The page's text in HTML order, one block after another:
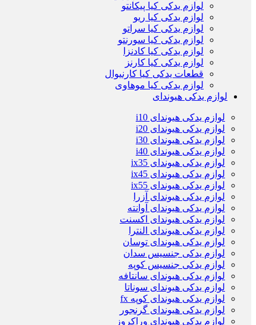
لوازم یدکی کیا پیکانتو
لوازم یدکی کیا ریو
لوازم یدکی کیا سراتو
لوازم یدکی کیا سورنتو
لوازم یدکی کیا کادنزا
لوازم یدکی کیا کارنز
قطعات یدکی کیا کارنیوال
لوازم یدکی کیا موهاوی
لوازم یدکی هیوندای
لوازم یدکی هیوندای i10
لوازم یدکی هیوندای i20
لوازم یدکی هیوندای i30
لوازم یدکی هیوندای i40
لوازم یدکی هیوندای ix35
لوازم یدکی هیوندای ix45
لوازم یدکی هیوندای ix55
لوازم یدکی هیوندای آزرا
لوازم یدکی هیوندای آوانته
لوازم یدکی هیوندای اکسنت
لوازم یدکی هیوندای النترا
لوازم یدکی هیوندای توسان
لوازم یدکی جنسیس سدان
لوازم یدکی جنسیس کوپه
لوازم یدکی هیوندای سانتافه
لوازم یدکی هیوندای سوناتا
لوازم یدکی هیوندای کوپه fx
لوازم یدکی هیوندای گرنجور
لوازم یدکی هیوندای وراکروز